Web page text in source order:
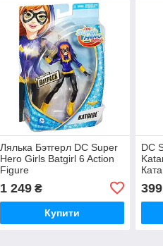
Лялька Бэтгерл DC Super
Hero Girls Batgirl 6 Action
Figure
1 249₴
Купити
DC
399